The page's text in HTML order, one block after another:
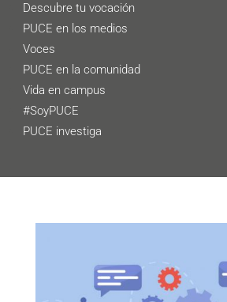
Descubre tu vocación
PUCE en los medios
Voces
PUCE en la comunidad
Vida en campus
#SoyPUCE
PUCE investiga